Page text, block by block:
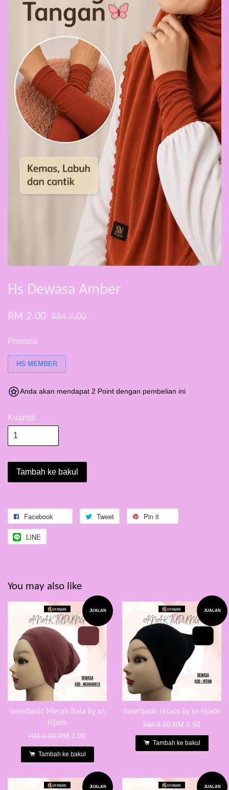
Hs Dewasa Amber
RM 2.00 RM 7.00
Promosi
HS MEMBER
Anda akan mendapat 2 Point dengan pembelian ini
Kuantiti
Tambah ke bakul
Facebook Tweet Pin it
LINE
You may also like
JUALAN
Innerbasic Merah Bata by sn
hijabs
RM 3.00RM 1.00
Tambah ke bakul
JUALAN
Innerbasic Hitam by sn hijabs
RM 3.50RM 2.50
Tambah ke bakul
JUALAN JUALAN